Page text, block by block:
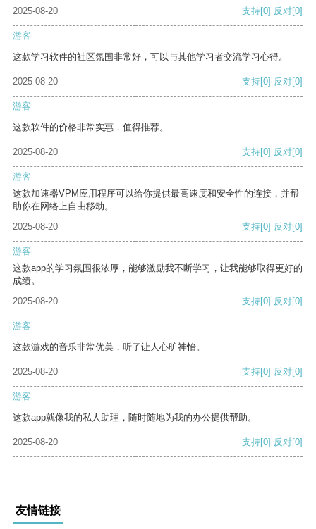
2025-08-20
支持[0] 反对[0]
游客
这款学习软件的社区氛围非常好，可以与其他学习者交流学习心得。
2025-08-20 支持[0] 反对[0]
游客
这款软件的价格非常实惠，值得推荐。
2025-08-20 支持[0] 反对[0]
游客
这款加速器VPM应用程序可以给你提供最高速度和安全性的连接，并帮
助你在网络上自由移动。
2025-08-20
支持[0] 反对[0]
游客
这款app的学习氛围很浓厚，能够激励我不断学习，让我能够取得更好的
成绩。
2025-08-20
支持[0] 反对[0]
游客
这款游戏的音乐非常优美，听了让人心旷神怡。
2025-08-20 支持[0] 反对[0]
游客
这款app就像我的私人助理，随时随地为我的办公提供帮助。
2025-08-20 支持[0] 反对[0]
友情链接